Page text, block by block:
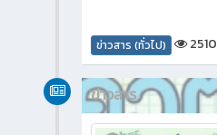
ข่าวสาร (ทั่วไป) 2510
ข่าวสาร